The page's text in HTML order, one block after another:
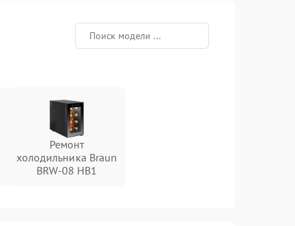
Ремонт
холодильника Braun
BRW-08 HB1